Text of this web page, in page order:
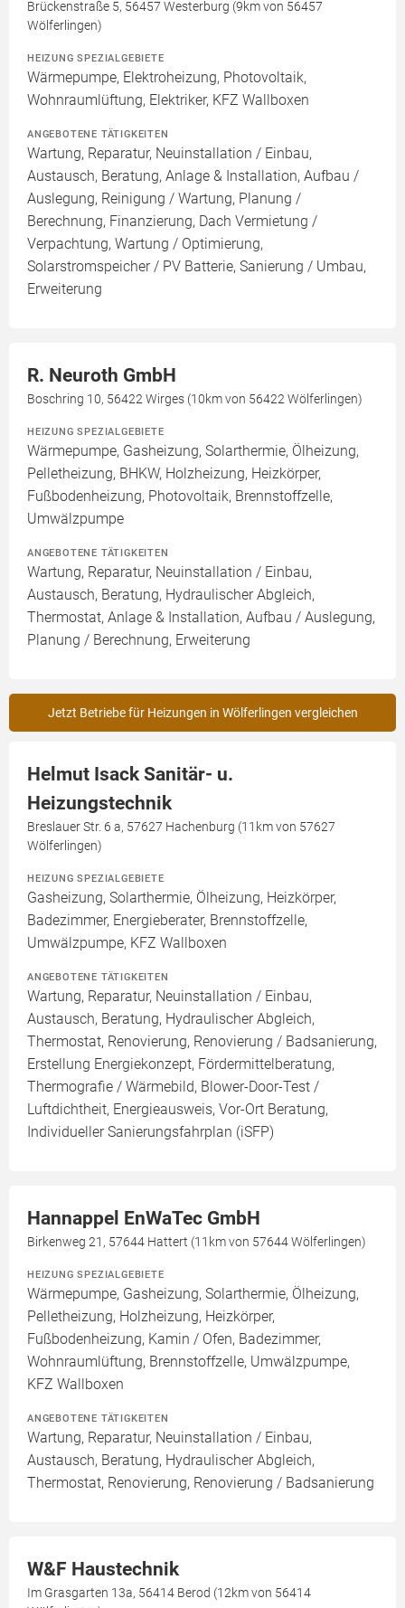
Brückenstraße 5, 56457 Westerburg (9km von 56457
Wölferlingen)
HEIZUNG SPEZIALGEBIETE
Wärmepumpe, Elektroheizung, Photovoltaik,
Wohnraumlüftung, Elektriker, KFZ Wallboxen
ANGEBOTENE TÄTIGKEITEN
Wartung, Reparatur, Neuinstallation / Einbau,
Austausch, Beratung, Anlage & Installation, Aufbau /
Auslegung, Reinigung / Wartung, Planung /
Berechnung, Finanzierung, Dach Vermietung /
Verpachtung, Wartung / Optimierung,
Solarstromspeicher / PV Batterie, Sanierung / Umbau,
Erweiterung
R. Neuroth GmbH
Boschring 10, 56422 Wirges (10km von 56422 Wölferlingen)
HEIZUNG SPEZIALGEBIETE
Wärmepumpe, Gasheizung, Solarthermie, Ölheizung,
Pelletheizung, BHKW, Holzheizung, Heizkörper,
Fußbodenheizung, Photovoltaik, Brennstoffzelle,
Umwälzpumpe
ANGEBOTENE TÄTIGKEITEN
Wartung, Reparatur, Neuinstallation / Einbau,
Austausch, Beratung, Hydraulischer Abgleich,
Thermostat, Anlage & Installation, Aufbau / Auslegung,
Planung / Berechnung, Erweiterung
Jetzt Betriebe für Heizungen in Wölferlingen vergleichen
Helmut Isack Sanitär- u.
Heizungstechnik
Breslauer Str. 6 a, 57627 Hachenburg (11km von 57627
Wölferlingen)
HEIZUNG SPEZIALGEBIETE
Gasheizung, Solarthermie, Ölheizung, Heizkörper,
Badezimmer, Energieberater, Brennstoffzelle,
Umwälzpumpe, KFZ Wallboxen
ANGEBOTENE TÄTIGKEITEN
Wartung, Reparatur, Neuinstallation / Einbau,
Austausch, Beratung, Hydraulischer Abgleich,
Thermostat, Renovierung, Renovierung / Badsanierung,
Erstellung Energiekonzept, Fördermittelberatung,
Thermografie / Wärmebild, Blower-Door-Test /
Luftdichtheit, Energieausweis, Vor-Ort Beratung,
Individueller Sanierungsfahrplan (iSFP)
Hannappel EnWaTec GmbH
Birkenweg 21, 57644 Hattert (11km von 57644 Wölferlingen)
HEIZUNG SPEZIALGEBIETE
Wärmepumpe, Gasheizung, Solarthermie, Ölheizung,
Pelletheizung, Holzheizung, Heizkörper,
Fußbodenheizung, Kamin / Ofen, Badezimmer,
Wohnraumlüftung, Brennstoffzelle, Umwälzpumpe,
KFZ Wallboxen
ANGEBOTENE TÄTIGKEITEN
Wartung, Reparatur, Neuinstallation / Einbau,
Austausch, Beratung, Hydraulischer Abgleich,
Thermostat, Renovierung, Renovierung / Badsanierung
W&F Haustechnik
Im Grasgarten 13a, 56414 Berod (12km von 56414